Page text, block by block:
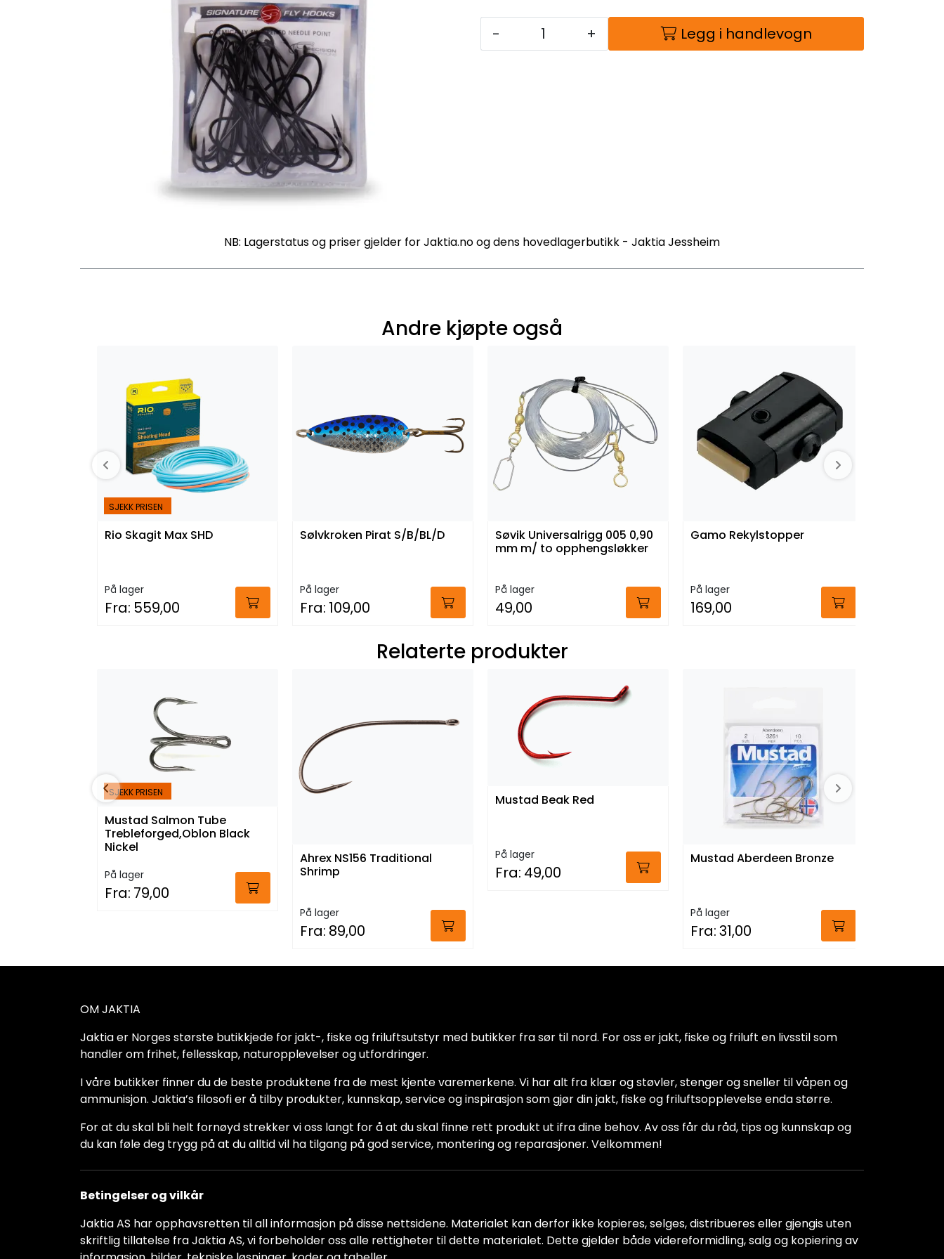
- + Legg i handlevogn
NB: Lagerstatus og priser gjelder for Jaktia.no og dens hovedlagerbutikk - Jaktia Jessheim
Andre kjøpte også
SJEKK PRISEN
Rio Skagit Max SHD
På lager
Fra: 559,00
Sølvkroken Pirat S/B/BL/D
På lager
Fra: 109,00
Søvik Universalrigg 005 0,90
mm m/ to opphengsløkker
På lager
49,00
Gamo Rekylstopper
På lager
169,00
Relaterte produkter
SJEKK PRISEN
Mustad Salmon Tube
Trebleforged,Oblon Black
Nickel
På lager
Fra: 79,00
Ahrex NS156 Traditional
Shrimp
På lager
Fra: 89,00
Mustad Beak Red
På lager
Fra: 49,00
Mustad Aberdeen Bronze
På lager
Fra:31,00
OM JAKTIA
Jaktia er Norges største butikkjede for jakt-, fiske og friluftsutstyr med butikker fra sør til nord. For oss er jakt, fiske og friluft en livsstil som
handler om frihet, fellesskap, naturopplevelser og utfordringer.
I våre butikker finner du de beste produktene fra de mest kjente varemerkene. Vi har alt fra klær og støvler, stenger og sneller til våpen og
ammunisjon. Jaktia’s filosofi er å tilby produkter, kunnskap, service og inspirasjon som gjør din jakt, fiske og friluftsopplevelse enda større.
For at du skal bli helt fornøyd strekker vi oss langt for å at du skal finne rett produkt ut ifra dine behov. Av oss får du råd, tips og kunnskap og
du kan føle deg trygg på at du alltid vil ha tilgang på god service, montering og reparasjoner. Velkommen!
Betingelser og vilkår
Jaktia AS har opphavsretten til all informasjon på disse nettsidene. Materialet kan derfor ikke kopieres, selges, distribueres eller gjengis uten
skriftlig tillatelse fra Jaktia AS, vi forbeholder oss alle rettigheter til dette materialet. Dette gjelder både videreformidling, salg og kopiering av